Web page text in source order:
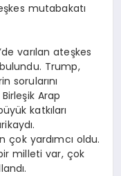
mutabakatı
varılan ateşkes
Trump,
sorularını
Arap
katkıları
çok yardımcı oldu.
milleti var, çok